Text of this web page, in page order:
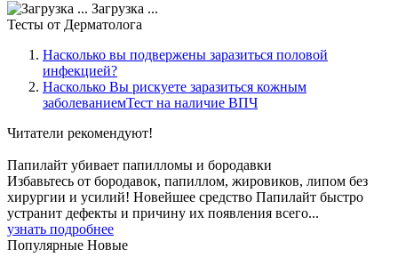
Загрузка ...
Тесты от Дерматолога
Насколько вы подвержены заразиться половой
инфекцией?
Насколько Вы рискуете заразиться кожным
заболеваниемТест на наличие ВПЧ
Читатели рекомендуют!
Папилайт убивает папилломы и бородавки
Избавьтесь от бородавок, папиллом, жировиков, липом без
хирургии и усилий! Новейшее средство Папилайт быстро
устранит дефекты и причину их появления всего...
узнать подробнее
Популярные Новые